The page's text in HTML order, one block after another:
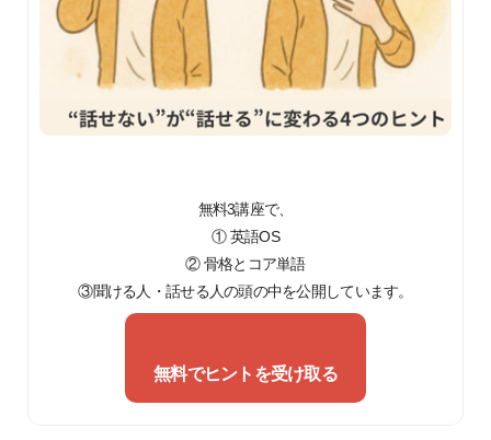
無料3講座で、
① 英語OS
② 骨格とコア単語
③聞ける人・話せる人の頭の中を公開しています。
無料でヒントを受け取る